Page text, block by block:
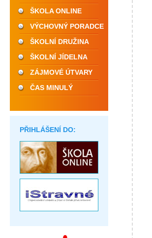
ŠKOLA ONLINE
VÝCHOVNÝ PORADCE
ŠKOLNÍ DRUŽINA
ŠKOLNÍ JÍDELNA
ZÁJMOVÉ ÚTVARY
ČAS MINULÝ
PŘIHLÁŠENÍ DO: